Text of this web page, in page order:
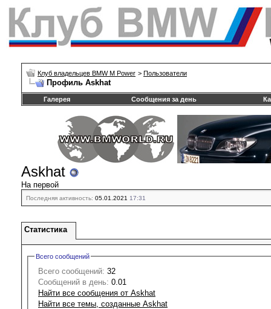
Клуб владельцев BMW M Power > Пользователи
Профиль Askhat
Галерея Сообщения за день
Askhat
На первой
Последняя активность: 05.01.2021 17:31
Статистика
Всего сообщений
Всего сообщений: 32
Сообщений в день: 0.01
Найти все сообщения от Askhat
Найти все темы, созданные Askhat